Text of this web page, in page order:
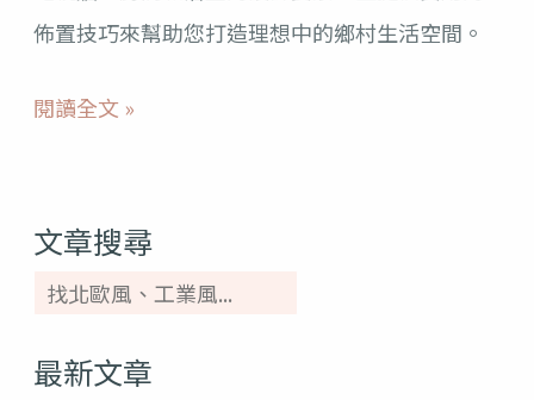
佈置技巧來幫助您打造理想中的鄉村生活空間。
5
關
巧！
閱讀全文 »
文章搜尋
最新文章